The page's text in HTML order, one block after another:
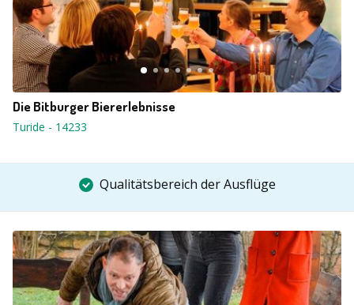
Die Bitburger Biererlebnisse
Turide - 14233
Qualitätsbereich der Ausflüge